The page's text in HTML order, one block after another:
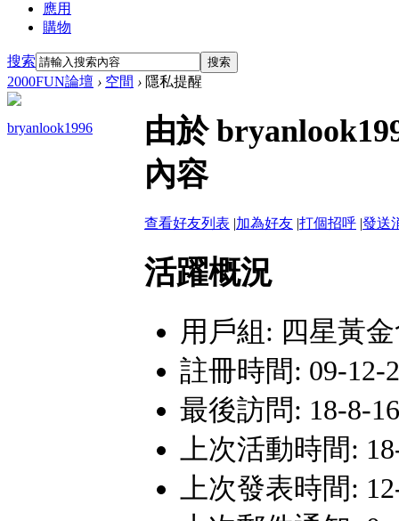
應用
購物
搜索 搜索
2000FUN論壇 › 空間 › 隱私提醒
bryanlook1996
由於
內容
查看好友列表 |加為好友 |打個招呼 |發送
活躍概況
用戶組: 四星黃
註冊時間: 09-12-
最後訪問: 18-8-
上次活動時間:
上次發表時間: